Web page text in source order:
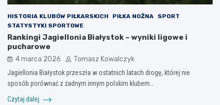
HISTORIA KLUBÓW PIŁKARSKICH PIŁKA NOŻNA
SPORT
STATYSTYKI SPORTOWE
Rankingi Jagiellonia Białystok – wyniki ligowe i
pucharowe
4 marca 2026 Tomasz Kowalczyk
Jagiellonia Białystok przeszła w ostatnich latach drogę, której nie
sposób porównać z żadnym innym polskim klubem…
Czytaj dalej